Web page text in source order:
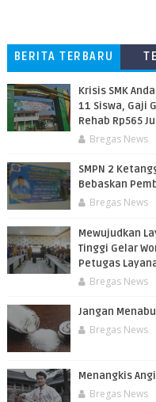
BERITA TERBARU
Krisis SMK
11 Siswa, Gaji
Rehab Rp565
Bregas News
SMPN 2
Bebaskan
Bregas News
​Mewujudkan
Tinggi Gelar
Petugas
Bregas News
Jangan
Bregas News
Menangkis
Bregas News